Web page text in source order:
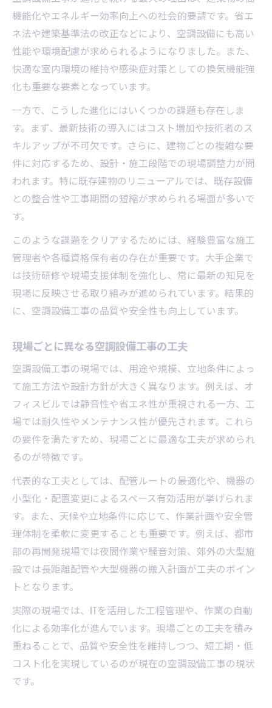
空調設備工事の独自プラン提案事例紹介
空調業界を牽引する企業の実績と特徴解説
空調設備工事で業界をリードする企業の強
み
空調設備工事の実績豊富な企業の特徴
空調設備工事で注目のリーディングカンパ
ニー
空調設備工事業界のトップ企業が持つ実力
空調設備工事業界で選ばれる企業の理由
機能化やエネルギー効率向上への社会的要請です。省エ
ネ法や建築基準法の改正などにより、空調設備にも高い
性能や環境配慮が求められるようになりました。また、
快適な室内環境の維持や感染症対策としての換気機能強
化も重要な要素となっています。
一方で、こうした進化にはいくつかの課題も存在しま
す。まず、最新技術の導入にはコスト増加や技術者のス
キルアップが不可欠です。さらに、建物ごとの複雑な要
件に対応するため、設計・施工段階での現場調整力が問
われます。特に既存建物のリニューアルでは、既存設備
との整合性や工事期間の短縮が求められる場面が多いで
す。
このような課題をクリアするためには、経験豊富な施工
管理者や各種資格保有者の存在が重要です。大手企業で
は技術研修や現場支援体制を強化し、常に最新の知見を
現場に反映させる取り組みが進められています。結果的
に、空調設備工事の品質や安全性も向上しています。
現場ごとに異なる空調設備工事の工夫
空調設備工事の現場では、用途や規模、立地条件によっ
て施工方法や設計方針が大きく異なります。例えば、オ
フィスビルでは静音性や省エネ性が重視される一方、工
場では耐久性やメンテナンス性が優先されます。これら
の要件を満たすため、現場ごとに最適な工夫が求められ
るのが特徴です。
代表的な工夫としては、配管ルートの最適化や、機器の
小型化・配置変更によるスペース有効活用が挙げられま
す。また、天候や立地条件に応じて、作業計画や安全管
理体制を柔軟に変更することも重要です。例えば、都市
部の再開発現場では夜間作業や騒音対策、郊外の大型施
設では長距離配管や大型機器の搬入計画が工夫のポイン
トとなります。
実際の現場では、ITを活用した工程管理や、作業の自動
化による効率化が進んでいます。現場ごとの工夫を積み
重ねることで、品質や安全性を維持しつつ、短工期・低
コスト化を実現しているのが現在の空調設備工事の現状
です。